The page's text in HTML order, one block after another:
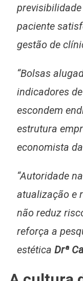
paciente
gestão de
“Bolsas
indicadores
escondem
estrutura
economista
“Autoridade
atualização e
não reduz
reforça a
estética Drª